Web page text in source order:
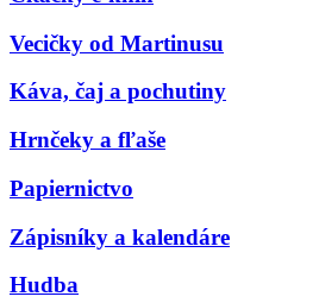
Vecičky od Martinusu
Káva, čaj a pochutiny
Hrnčeky a fľaše
Papiernictvo
Zápisníky a kalendáre
Hudba